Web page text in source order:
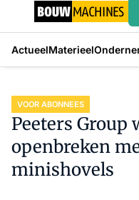
ActueelMaterieel
VOOR ABONNEES
Peeters Group
openbreken
minishovels